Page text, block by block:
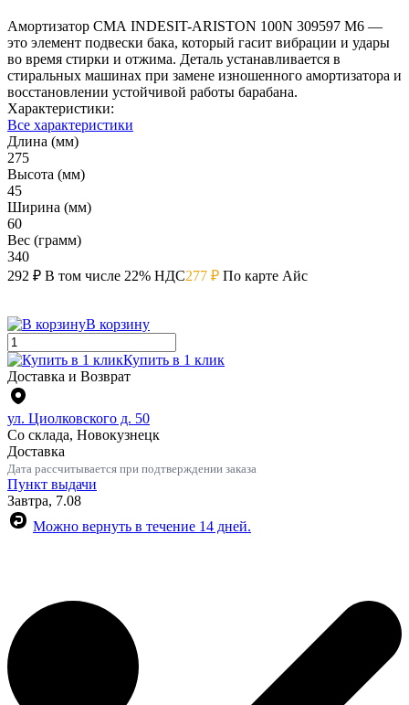
Амортизатор СМА INDESIT-ARISTON 100N 309597 M6 —
это элемент подвески бака, который гасит вибрации и удары
во время стирки и отжима. Деталь устанавливается в
стиральных машинах при замене изношенного амортизатора и
восстановлении устойчивой работы барабана.
Характеристики:
Все характеристики
Длина (мм)
275
Высота (мм)
45
Ширина (мм)
60
Вес (грамм)
340
292 ₽ В том числе 22% НДС277 ₽ По карте Айс
В корзину
Купить в 1 клик
Доставка и Возврат
ул. Циолковского д. 50
Со склада, Новокузнецк
Доставка
Дата рассчитывается при подтверждении заказа
Пункт выдачи
Завтра, 7.08
Можно вернуть в течение 14 дней.